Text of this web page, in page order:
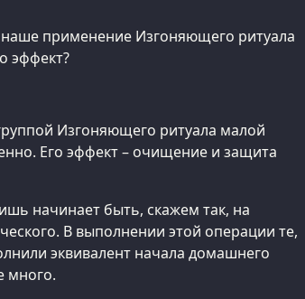
применение Изгоняющего ритуала
эффект?
Изгоняющего ритуала малой
Его эффект – очищение и защита
начинает быть, скажем так, на
В выполнении этой операции те,
эквивалент начала домашнего
много.